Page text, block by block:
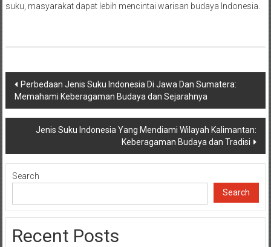
suku, masyarakat dapat lebih mencintai warisan budaya Indonesia.
Post
navigation
Perbedaan Jenis Suku Indonesia Di Jawa Dan Sumatera:
Memahami Keberagaman Budaya dan Sejarahnya
Jenis Suku Indonesia Yang Mendiami Wilayah Kalimantan:
Keberagaman Budaya dan Tradisi
Search
Search
Recent Posts